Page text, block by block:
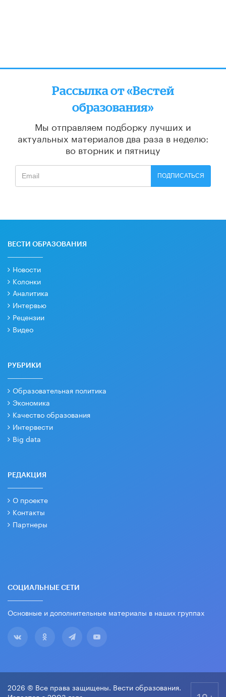
Рассылка от «Вестей
образования»
Мы отправляем подборку лучших и
актуальных материалов два раза в неделю:
во вторник и пятницу
ПОДПИСАТЬСЯ
ВЕСТИ ОБРАЗОВАНИЯ
Новости
Колонки
Аналитика
Интервью
Рецензии
Видео
РУБРИКИ
Образовательная политика
Экономика
Качество образования
Интервести
Big data
РЕДАКЦИЯ
О проекте
Контакты
Партнеры
СОЦИАЛЬНЫЕ СЕТИ
Основные и дополнительные материалы в наших группах
2026 © Все права защищены. Вести образования.